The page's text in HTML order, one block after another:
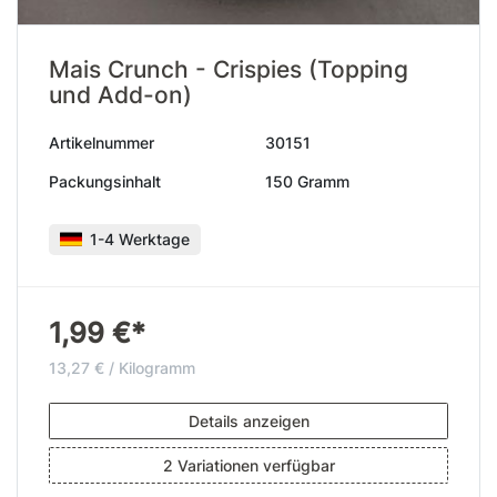
Mais Crunch - Crispies (Topping
und Add-on)
Artikelnummer 30151
Packungsinhalt 150 Gramm
1-4 Werktage
1,99 €*
13,27 € / Kilogramm
Details anzeigen
2 Variationen verfügbar